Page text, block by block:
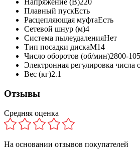
Напряжение (В)220
Плавный пускЕсть
Расцепляющая муфтаЕсть
Сетевой шнур (м)4
Система пылеудаленияНет
Тип посадки дискаМ14
Число оборотов (об/мин)2800-
Электронная регулировка числа
Вес (кг)2.1
Отзывы
Средняя оценка
На основании отзывов покупателей